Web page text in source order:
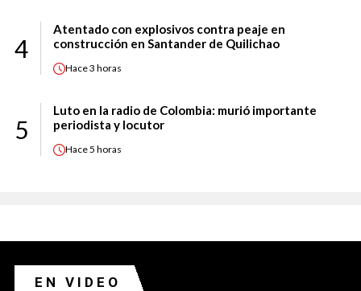
4
Atentado con explosivos contra peaje en
construcción en Santander de Quilichao
Hace3 horas
5
Luto en la radio de Colombia: murió importante
periodista y locutor
Hace5 horas
EN VIDEO